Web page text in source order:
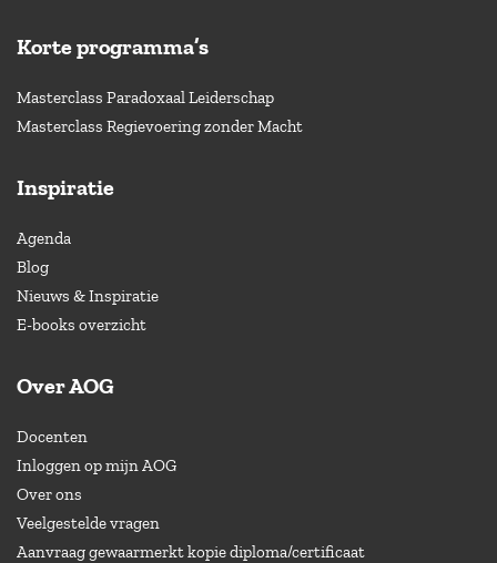
Korte programma’s
Masterclass Paradoxaal Leiderschap
Masterclass Regievoering zonder Macht
Inspiratie
Agenda
Blog
Nieuws & Inspiratie
E-books overzicht
Over AOG
Docenten
Inloggen op mijn AOG
Over ons
Veelgestelde vragen
Aanvraag gewaarmerkt kopie diploma/certificaat